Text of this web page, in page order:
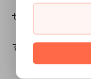
ぜ合わせます。
2. 五等分したあ
す。
3. 一食分ずつラ